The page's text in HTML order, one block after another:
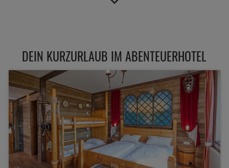
Attraktionen für jede Altersgruppe und Genussmomente –
DEIN KURZURLAUB IM ABENTEUERHOTEL